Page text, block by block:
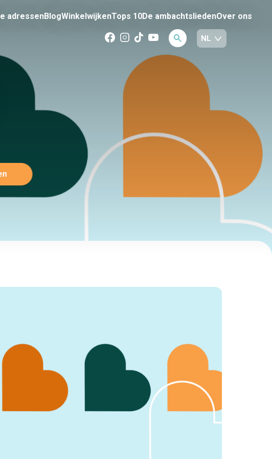
adressenBlogWinkelwijkenTops 10De ambachtsliedenOver ons